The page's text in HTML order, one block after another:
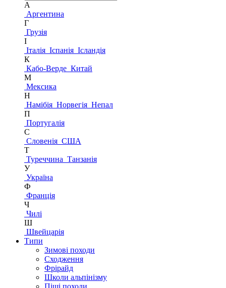
А
Аргентина
Г
Грузія
І
Італія Іспанія Ісландія
К
Кабо-Верде Китай
М
Мексика
Н
Намібія Норвегія Непал
П
Португалія
С
Словенія США
Т
Туреччина Танзанія
У
Україна
Ф
Франція
Ч
Чилі
Ш
Швейцарія
Типи
Зимові походи
Сходження
Фрірайд
Школи альпінізму
Піші походи